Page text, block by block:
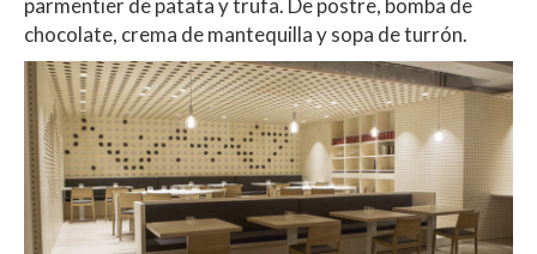
parmentier de patata y trufa. De postre, bomba de
chocolate, crema de mantequilla y sopa de turrón.